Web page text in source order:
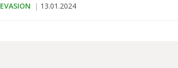
EVASION 13.01.2024